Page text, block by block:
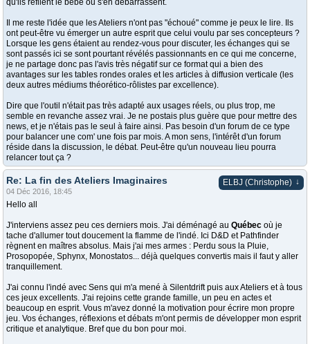
qu'ils refilent le bébé ou s'en débarrassent.
Il me reste l'idée que les Ateliers n'ont pas "échoué" comme je peux le lire. Ils
ont peut-être vu émerger un autre esprit que celui voulu par ses concepteurs ?
Lorsque les gens étaient au rendez-vous pour discuter, les échanges qui se
sont passés ici se sont pourtant révélés passionnants en ce qui me concerne,
je ne partage donc pas l'avis très négatif sur ce format qui a bien des
avantages sur les tables rondes orales et les articles à diffusion verticale (les
deux autres médiums théorético-rôlistes par excellence).
Dire que l'outil n'était pas très adapté aux usages réels, ou plus trop, me
semble en revanche assez vrai. Je ne postais plus guère que pour mettre des
news, et je n'étais pas le seul à faire ainsi. Pas besoin d'un forum de ce type
pour balancer une com' une fois par mois. A mon sens, l'intérêt d'un forum
réside dans la discussion, le débat. Peut-être qu'un nouveau lieu pourra
relancer tout ça ?
ELBJ (Christophe) ↓
Re: La fin des Ateliers Imaginaires
04 Déc 2016, 18:45
Hello all
J'interviens assez peu ces derniers mois. J'ai déménagé au Québec où je
tache d'allumer tout doucement la flamme de l'indé. Ici D&D et Pathfinder
règnent en maîtres absolus. Mais j'ai mes armes : Perdu sous la Pluie,
Prosopopée, Sphynx, Monostatos... déjà quelques convertis mais il faut y aller
tranquillement.
J'ai connu l'indé avec Sens qui m'a mené à Silentdrift puis aux Ateliers et à tous
ces jeux excellents. J'ai rejoins cette grande famille, un peu en actes et
beaucoup en esprit. Vous m'avez donné la motivation pour écrire mon propre
jeu. Vos échanges, réflexions et débats m'ont permis de développer mon esprit
critique et analytique. Bref que du bon pour moi.